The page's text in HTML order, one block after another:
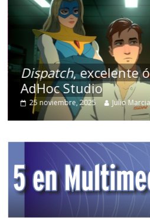
Dispatch, excelente
AdHoc Studio
25 noviembre, 2025 Julio